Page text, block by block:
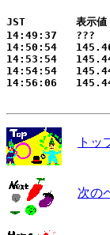
JST        表示
14:49:37
14:50:54
14:53:54
14:54:54
トッ
次の